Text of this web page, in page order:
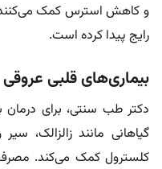
و کاهش استرس کمک می‌کنند.
رایج پیدا کرده است.
بیماری‌های قلبی عروقی
دکتر طب سنتی، برای درمان
گیاهانی مانند زالزالک،
کلسترول کمک می‌کند.